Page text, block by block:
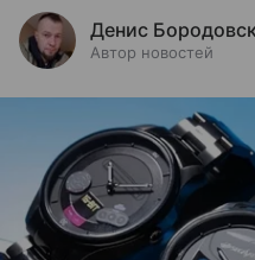
Денис
Автор новостей